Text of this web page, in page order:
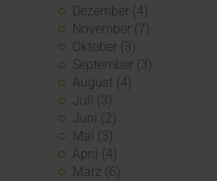
Dezember (4)
November (7)
Oktober (3)
September (3)
August (4)
Juli (3)
Juni (2)
Mai (3)
April (4)
März (6)